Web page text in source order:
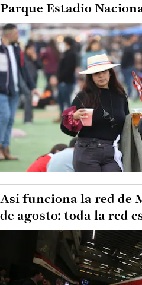
Parque Estadio
Así funciona la red de
de agosto: toda la red